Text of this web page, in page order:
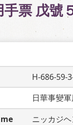
票 戊號
H-686-59-
日華事變
ニッカジ